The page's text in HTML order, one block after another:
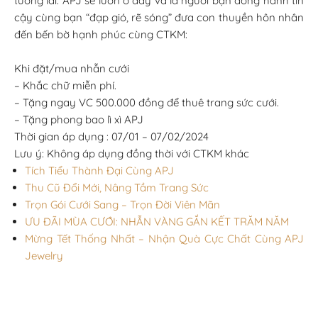
cậy cùng bạn “đạp gió, rẽ sóng” đưa con thuyền hôn nhân
đến bến bờ hạnh phúc cùng CTKM:
Khi đặt/mua nhẫn cưới
– Khắc chữ miễn phí.
– Tặng ngay VC 500.000 đồng để thuê trang sức cưới.
– Tặng phong bao lì xì APJ
Thời gian áp dụng : 07/01 – 07/02/2024
Lưu ý: Không áp dụng đồng thời với CTKM khác
Tích Tiểu Thành Đại Cùng APJ
Thu Cũ Đổi Mới, Nâng Tầm Trang Sức
Trọn Gói Cưới Sang – Trọn Đời Viên Mãn
ƯU ĐÃI MÙA CƯỚI: NHẪN VÀNG GẮN KẾT TRĂM NĂM
Mừng Tết Thống Nhất – Nhận Quà Cực Chất Cùng APJ
Jewelry